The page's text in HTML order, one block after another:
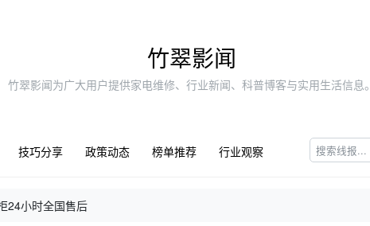
竹翠影闻
竹翠影闻为广大用户提供家电维修、行业新闻、科普博客与实用生活信息
技巧分享 政策动态 榜单推荐 行业观察
24小时全国售后